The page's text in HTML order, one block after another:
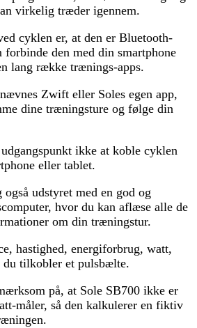
virkelig træder igennem.
cyklen er, at den er Bluetooth-
forbinde den med din smartphone
lang række trænings-apps.
Zwift eller Soles egen app,
dine træningsture og følge din
ikke at koble cyklen
eller tablet.
udstyret med en god og
hvor du kan aflæse alle de
om din træningstur.
hastighed, energiforbrug, watt,
du tilkobler et pulsbælte.
på, at Sole SB700 ikke er
måler, så den kalkulerer en fiktiv